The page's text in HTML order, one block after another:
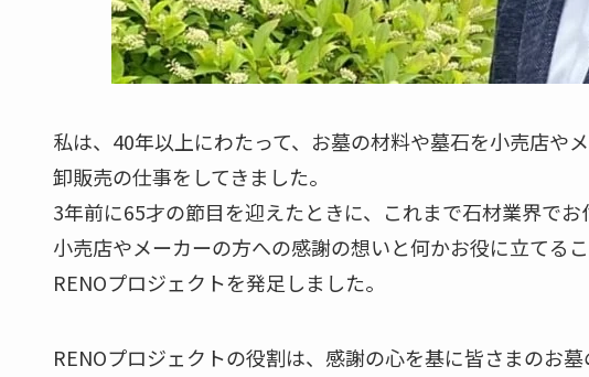
私は、40年以上にわたって、お墓の材料や墓石を小売店や
卸販売の仕事をしてきました。
3年前に65才の節目を迎えたときに、これまで石材業界で
小売店やメーカーの方への感謝の想いと何かお役に立てるこ
RENOプロジェクトを発足しました。
RENOプロジェクトの役割は、感謝の心を基に皆さまのお